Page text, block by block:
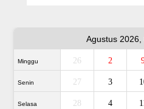
Agustus 2026,
Minggu 26 2
Senin 27 3
Selasa 28 4